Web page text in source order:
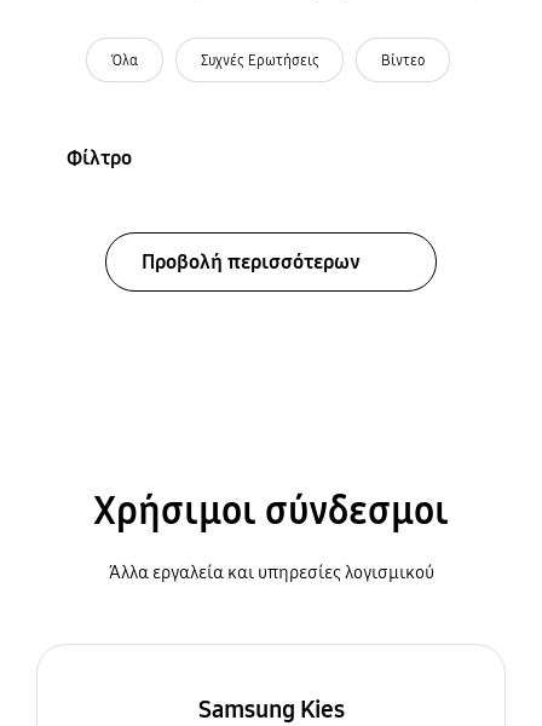
Όλα Συχνές Ερωτήσεις Βίντεο
Φίλτρο
Προβολή περισσότερων
Χρήσιμοι σύνδεσμοι
Άλλα εργαλεία και υπηρεσίες λογισμικού
Samsung Kies